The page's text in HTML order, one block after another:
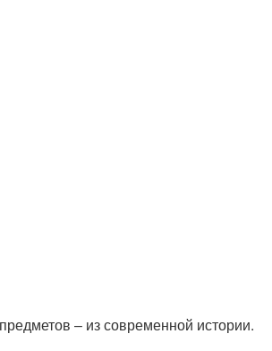
– из современной истории.